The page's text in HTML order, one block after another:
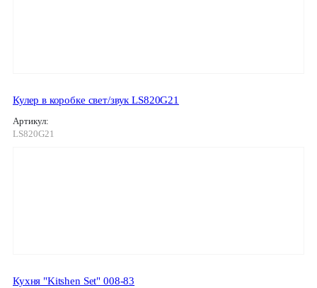
Кулер в коробке свет/звук LS820G21
Артикул:
LS820G21
Кухня "Kitshen Set" 008-83